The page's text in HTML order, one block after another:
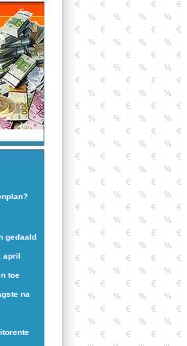
gedaald
april
toe
na